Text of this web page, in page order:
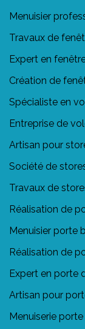
Menuisier
Travaux de
Expert en
Création de
Spécialiste en
Entreprise de
Artisan pour
Société de
Travaux de
Réalisation de
Menuisier porte
Réalisation de
Expert en porte
Artisan pour
Menuiserie